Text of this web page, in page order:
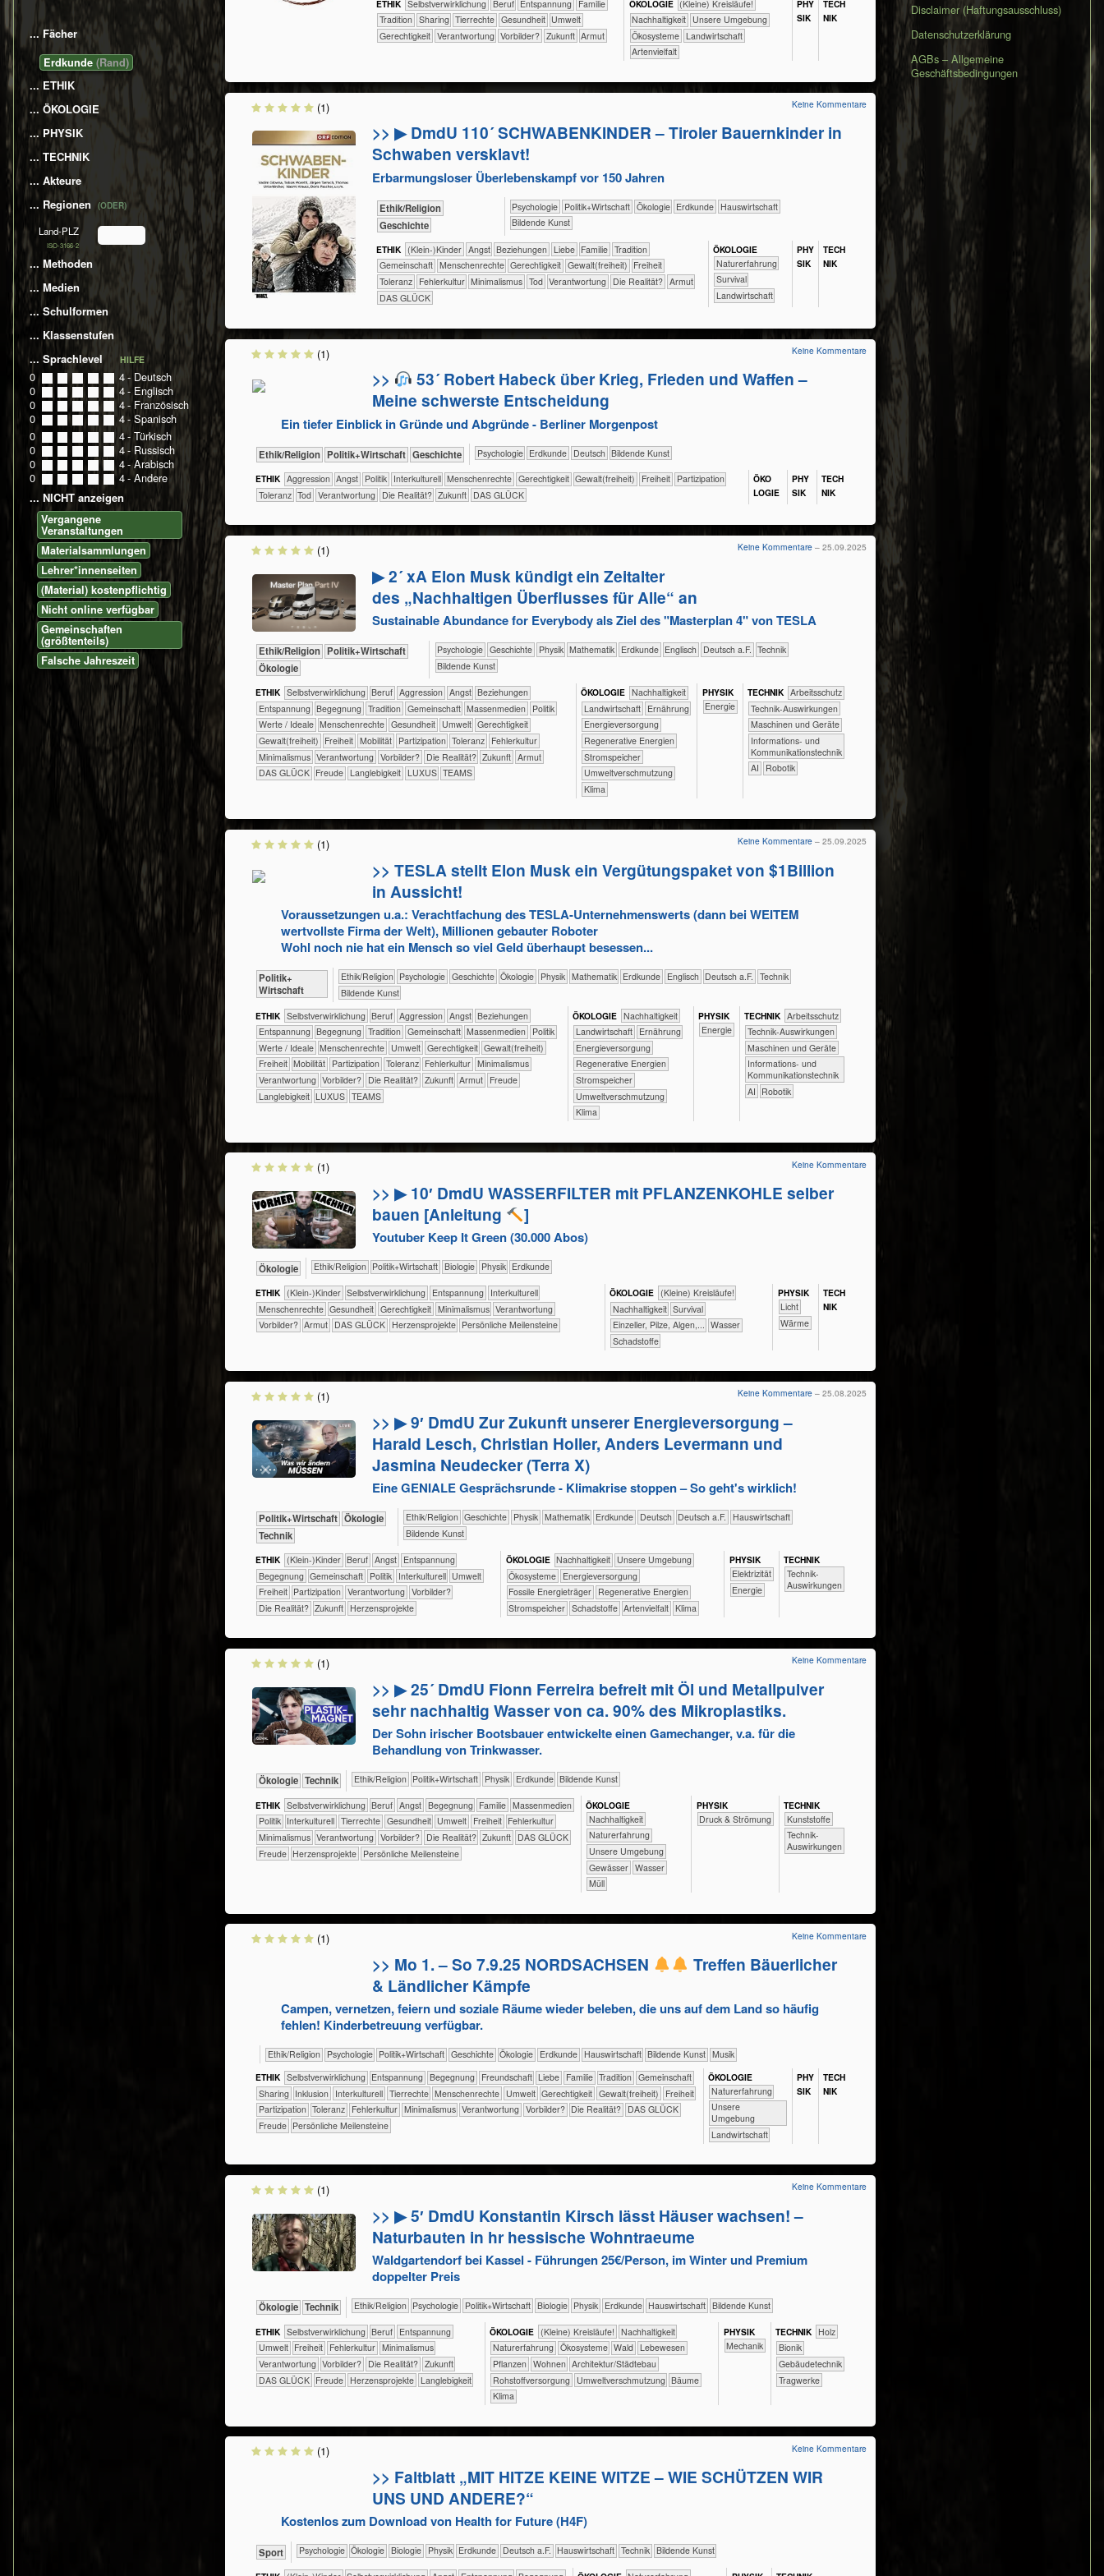
ETHIK ​​​​​​​​​​​​​​​​​​​​​​​​​​​​​​​​​​​​​​​​Selbst­verwirklichung ​​​​​​​​​​​​​​​Beruf ​​​​​​​​​​​​​Entspannung ​​​​​​​​​​​Familie
​​​​​​​​​​​Tradition ​​​​​​​​​​Sharing ​​​​​​​​Tierrechte ​​​​​​Gesundheit ​​​​​Umwelt
​​​​Gerechtigkeit ​​Verantwortung ​​Vorbilder? ​Zukunft Armut
ÖKO​LOGIE ​​​​​​​​​​​​​​(Kleine) Kreisläufe!
​​​​​​​​​​​​​​​Nachhaltigkeit ​​​​​​​​​​​​​Unsere Umgebung
​​​​​​​​​​​Ökosysteme ​​​​​Landwirtschaft
Artenvielfalt
PHY​
SIK
TECH​
NIK
>> ▶ DmdU 110´ SCHWABENKINDER – Tiroler Bauernkinder in
Schwaben versklavt!
Erbarmungsloser Überlebenskampf vor 150 Jahren
​​​​​​​​​​Ethik/​Religion
​​​​​​​​Geschichte
​​​​​​​​​​Psychologie ​​​​​​​​​Politik+​Wirtschaft ​​​​​​​​Ökologie ​​​​​Erdkunde ​Haus­wirtschaft
Bildende Kunst
ETHIK (Klein-)Kinder ​​​​​​​​​​​​​Angst ​​​​​​​​​​​​​Beziehungen ​​​​​​​​​​​​Liebe ​​​​​​​​​​​Familie ​​​​​​​​​​​Tradition
​​​​​​​​​​Gemeinschaft ​​​​​​​Menschenrechte ​​​​Gerechtigkeit ​​​​Gewalt(freiheit) ​​​Freiheit
​​​Toleranz ​​Fehlerkultur ​​Minimalismus ​​Tod ​​Verantwortung ​Die Realität? Armut
DAS GLÜCK
ÖKO​LOGIE
​​​​​​​​​​​​​Naturerfahrung
​​​​​​​​​​​​Survival
​​​​​Landwirtschaft
PHY​
SIK
TECH​
NIK
Keine Kommentare
(1)
>>
53´ Robert Habeck über Krieg, Frieden und Waffen –
Meine schwerste Entscheidung
Ein tiefer Einblick in Gründe und Abgründe - Berliner Morgenpost
​​​​​​​​​​Ethik/​Religion ​​​​​​​​​Politik+​Wirtschaft ​​​​​​​​Geschichte ​​​​​​​​​​Psychologie ​​​​​Erdkunde ​​​​Deutsch Bildende Kunst
ETHIK ​​​​​​​​​​​​​Aggression ​​​​​​​​​​​​​Angst ​​​​​​​​​Politik ​​​​​​​​Interkulturell ​​​​​​​Menschenrechte ​​​​Gerechtigkeit ​​​​Gewalt(freiheit) ​​​Freiheit
​​​Partizipation
​​​Toleranz ​​Tod ​​Verantwortung ​Die Realität? ​Zukunft DAS GLÜCK
ÖKO​
LOGIE
PHY​
SIK
TECH​
NIK
Keine Kommentare
(1)
▶ 2´ xA Elon Musk kündigt ein Zeitalter
des „Nachhaltigen Überflusses für Alle“ an
Sustainable Abundance for Everybody als Ziel des "Masterplan 4" von TESLA
​​​​​​​​​​Ethik/​Religion ​​​​​​​​​Politik+​Wirtschaft
​​​​​​​Ökologie
​​​​​​​​​​Psychologie ​​​​​​​​Geschichte ​​​​​​​Physik ​​​​​​Mathematik ​​​​​Erdkunde ​​​​Englisch ​​​Deutsch a.F.
​Technik
Bildende Kunst
ETHIK ​​​​​​​​​​​​​​​​​​​​​​​​​​​​​​​​​​​​​​​​Selbst­verwirklichung ​​​​​​​​​​​​​​​Beruf ​​​​​​​​​​​​​Aggression ​​​​​​​​​​​​​Angst ​​​​​​​​​​​​​Beziehungen
​​​​​​​​​​​​​Entspannung ​​​​​​​​​​​​Begegnung ​​​​​​​​​​​Tradition ​​​​​​​​​​Gemeinschaft ​​​​​​​​​Massenmedien ​​​​​​​​​Politik
​​​​​​​​Werte / Ideale ​​​​​​​Menschenrechte ​​​​​​Gesundheit ​​​​​Umwelt ​​​​Gerechtigkeit
​​​​Gewalt(freiheit) ​​​Freiheit ​​​Mobilität ​​​Partizipation ​​​Toleranz ​​Fehlerkultur
​​Minimalismus ​​Verantwortung ​​Vorbilder? ​Die Realität? ​Zukunft Armut
DAS GLÜCK Freude Langlebigkeit LUXUS TEAMS
ÖKO​LOGIE ​​​​​​​​​​​​​​​Nachhaltigkeit
​​​​​Landwirtschaft ​​​​Ernährung
​​​Energieversorgung
​​​Regenerative Energien
​​​Stromspeicher
​​Umweltverschmutzung
Klima
PHY​SIK
​​Energie
TECH​NIK ​​​​​​Arbeitsschutz
​​​​​​Technik-Auswirkungen
​​​​Maschinen und Geräte
​​​Informations- und
Kommunikationstechnik
​​AI
Robotik
Keine Kommentare – 25.09.2025
(1)
>> TESLA stellt Elon Musk ein Vergütungspaket von $1Billion
in Aussicht!
Voraussetzungen u.a.: Verachtfachung des TESLA-Unternehmenswerts (dann bei WEITEM
wertvollste Firma der Welt), Millionen gebauter Roboter
Wohl noch nie hat ein Mensch so viel Geld überhaupt besessen...
​​​​​​​​​Politik+​
Wirtschaft
​​​​​​​​​​Ethik/​Religion ​​​​​​​​​​Psychologie ​​​​​​​​Geschichte ​​​​​​​​Ökologie ​​​​​​​Physik ​​​​​​Mathematik ​​​​​Erdkunde ​​​​Englisch ​​​Deutsch a.F. ​Technik
Bildende Kunst
ETHIK ​​​​​​​​​​​​​​​​​​​​​​​​​​​​​​​​​​​​​​​​Selbst­verwirklichung ​​​​​​​​​​​​​​​Beruf ​​​​​​​​​​​​​Aggression ​​​​​​​​​​​​​Angst ​​​​​​​​​​​​​Beziehungen
​​​​​​​​​​​​​Entspannung ​​​​​​​​​​​​Begegnung ​​​​​​​​​​​Tradition ​​​​​​​​​​Gemeinschaft ​​​​​​​​​Massenmedien ​​​​​​​​​Politik
​​​​​​​​Werte / Ideale ​​​​​​​Menschenrechte ​​​​​Umwelt ​​​​Gerechtigkeit ​​​​Gewalt(freiheit)
​​​Freiheit ​​​Mobilität ​​​Partizipation ​​​Toleranz ​​Fehlerkultur ​​Minimalismus
​​Verantwortung ​​Vorbilder? ​Die Realität? ​Zukunft Armut Freude
Langlebigkeit LUXUS TEAMS
ÖKO​LOGIE ​​​​​​​​​​​​​​​Nachhaltigkeit
​​​​​Landwirtschaft ​​​​Ernährung
​​​Energieversorgung
​​​Regenerative Energien
​​​Stromspeicher
​​Umweltverschmutzung
Klima
PHY​SIK
​​Energie
TECH​NIK ​​​​​​Arbeitsschutz
​​​​​​Technik-Auswirkungen
​​​​Maschinen und Geräte
​​​Informations- und
Kommunikationstechnik
​​AI Robotik
Keine Kommentare – 25.09.2025
(1)
>> ▶ 10′ DmdU WASSERFILTER mit PFLANZENKOHLE selber
bauen [Anleitung
]
Youtuber Keep It Green (30.000 Abos)
​​​​​​​Ökologie ​​​​​​​​​​Ethik/​Religion ​​​​​​​​​Politik+​Wirtschaft ​​​​​​​Biologie ​​​​​​​Physik ​​​​​Erdkunde
ETHIK (Klein-)Kinder ​​​​​​​​​​​​​​​​​​​​​​​​​​​​​​​​​​​​​​​​Selbst­verwirklichung ​​​​​​​​​​​​​Entspannung ​​​​​​​​Interkulturell
​​​​​​​Menschenrechte ​​​​​​Gesundheit ​​​​Gerechtigkeit ​​Minimalismus ​​Verantwortung
​​Vorbilder? Armut DAS GLÜCK Herzensprojekte Persönliche Meilensteine
ÖKO​LOGIE ​​​​​​​​​​​​​​(Kleine) Kreisläufe!
​​​​​​​​​​​​​​​Nachhaltigkeit ​​​​​​​​​​​​Survival
​​​​​​​Einzeller, Pilze, Algen,... ​​​​​​Wasser
​Schadstoffe
PHY​SIK
​​​​​Licht
​​​​​Wärme
TECH​
NIK
Keine Kommentare
(1)
>> ▶ 9′ DmdU Zur Zukunft unserer Energieversorgung –
Harald Lesch, Christian Holler, Anders Levermann und
Jasmina Neudecker (Terra X)
Eine GENIALE Gesprächsrunde - Klimakrise stoppen – So geht's wirklich!
​​​​​​​​​Politik+​Wirtschaft ​​​​​​​Ökologie
​Technik
​​​​​​​​​​Ethik/​Religion ​​​​​​​​Geschichte ​​​​​​​Physik ​​​​​​Mathematik ​​​​​Erdkunde ​​​​Deutsch ​​​Deutsch a.F.
​Haus­wirtschaft
Bildende Kunst
ETHIK (Klein-)Kinder ​​​​​​​​​​​​​​​Beruf ​​​​​​​​​​​​​Angst ​​​​​​​​​​​​​Entspannung
​​​​​​​​​​​​Begegnung ​​​​​​​​​​Gemeinschaft ​​​​​​​​​Politik ​​​​​​​​Interkulturell ​​​​​Umwelt
​​​Freiheit ​​​Partizipation ​​Verantwortung ​​Vorbilder?
​Die Realität? ​Zukunft Herzensprojekte
ÖKO​LOGIE ​​​​​​​​​​​​​​​Nachhaltigkeit ​​​​​​​​​​​​​Unsere Umgebung
​​​​​​​​​​​Ökosysteme ​​​Energieversorgung
​​​Fossile Energieträger ​​​Regenerative Energien
​​​Stromspeicher ​Schadstoffe Artenvielfalt Klima
PHY​SIK
​​​Elektrizität
​​Energie
TECH​NIK
​​​​​​Technik-
Auswirkungen
Keine Kommentare – 25.08.2025
(1)
>> ▶ 25´ DmdU Fionn Ferreira befreit mit Öl und Metallpulver
sehr nachhaltig Wasser von ca. 90% des Mikroplastiks.
Der Sohn irischer Bootsbauer entwickelte einen Gamechanger, v.a. für die
Behandlung von Trinkwasser.
​​​​​​​Ökologie ​Technik ​​​​​​​​​​Ethik/​Religion ​​​​​​​​​Politik+​Wirtschaft ​​​​​​​Physik ​​​​​Erdkunde Bildende Kunst
ETHIK ​​​​​​​​​​​​​​​​​​​​​​​​​​​​​​​​​​​​​​​​Selbst­verwirklichung ​​​​​​​​​​​​​​​Beruf ​​​​​​​​​​​​​Angst ​​​​​​​​​​​​Begegnung ​​​​​​​​​​​Familie ​​​​​​​​​Massenmedien
​​​​​​​​​Politik ​​​​​​​​Interkulturell ​​​​​​​​Tierrechte ​​​​​​Gesundheit ​​​​​Umwelt ​​​Freiheit ​​Fehlerkultur
​​Minimalismus ​​Verantwortung ​​Vorbilder? ​Die Realität? ​Zukunft DAS GLÜCK
Freude Herzensprojekte Persönliche Meilensteine
ÖKO​LOGIE
​​​​​​​​​​​​​​​Nachhaltigkeit
​​​​​​​​​​​​​Naturerfahrung
​​​​​​​​​​​​​Unsere Umgebung
​​​​​​​​​​Gewässer ​​​​​​Wasser
​Müll
PHY​SIK
Druck & Strömung
TECH​NIK
​​​​​​​​Kunststoffe
​​​​​​Technik-
Auswirkungen
Keine Kommentare
(1)
>> Mo 1. – So 7.9.25 NORDSACHSEN
Treffen Bäuerlicher
& Ländlicher Kämpfe
Campen, vernetzen, feiern und soziale Räume wieder beleben, die uns auf dem Land so häufig
fehlen! Kinderbetreuung verfügbar.
​​​​​​​​​​Ethik/​Religion ​​​​​​​​​​Psychologie ​​​​​​​​​Politik+​Wirtschaft ​​​​​​​​Geschichte ​​​​​​​​Ökologie ​​​​​Erdkunde ​Haus­wirtschaft Bildende Kunst Musik
ETHIK ​​​​​​​​​​​​​​​​​​​​​​​​​​​​​​​​​​​​​​​​Selbst­verwirklichung ​​​​​​​​​​​​​Entspannung ​​​​​​​​​​​​Begegnung ​​​​​​​​​​​​Freundschaft ​​​​​​​​​​​​Liebe ​​​​​​​​​​​Familie ​​​​​​​​​​​Tradition ​​​​​​​​​​Gemeinschaft
​​​​​​​​​​Sharing ​​​​​​​​Inklusion ​​​​​​​​Interkulturell ​​​​​​​​Tierrechte ​​​​​​​Menschenrechte ​​​​​Umwelt ​​​​Gerechtigkeit ​​​​Gewalt(freiheit)
​​​Freiheit
​​​Partizipation ​​​Toleranz ​​Fehlerkultur ​​Minimalismus ​​Verantwortung ​​Vorbilder? ​Die Realität? DAS GLÜCK
Freude Persönliche Meilensteine
ÖKO​LOGIE
​​​​​​​​​​​​​Naturerfahrung
​​​​​​​​​​​​​Unsere
Umgebung
​​​​​Landwirtschaft
PHY​
SIK
TECH​
NIK
Keine Kommentare
(1)
>> ▶ 5′ DmdU Konstantin Kirsch lässt Häuser wachsen! –
Naturbauten in hr hessische Wohntraeume
Waldgartendorf bei Kassel - Führungen 25€/Person, im Winter und Premium
doppelter Preis
​​​​​​​Ökologie ​Technik ​​​​​​​​​​Ethik/​Religion ​​​​​​​​​​Psychologie ​​​​​​​​​Politik+​Wirtschaft ​​​​​​​Biologie ​​​​​​​Physik ​​​​​Erdkunde ​Haus­wirtschaft Bildende Kunst
ETHIK ​​​​​​​​​​​​​​​​​​​​​​​​​​​​​​​​​​​​​​​​Selbst­verwirklichung ​​​​​​​​​​​​​​​Beruf ​​​​​​​​​​​​​Entspannung
​​​​​Umwelt ​​​Freiheit ​​Fehlerkultur ​​Minimalismus
​​Verantwortung ​​Vorbilder? ​Die Realität? ​Zukunft
DAS GLÜCK Freude Herzensprojekte Langlebigkeit
ÖKO​LOGIE ​​​​​​​​​​​​​​(Kleine) Kreisläufe! ​​​​​​​​​​​​​​​Nachhaltigkeit
​​​​​​​​​​​​​Naturerfahrung ​​​​​​​​​​​Ökosysteme ​​​​​​​​​​Wald ​​​​​​​​​Lebewesen
​​​​​​​​​Pflanzen ​​​​Wohnen ​​​Architektur/­Städtebau
​​Rohstoffversorgung ​​Umweltverschmutzung Bäume
Klima
PHY​SIK
​​​Mechanik
TECH​NIK ​​​​​​​​Holz
​​​​​​Bionik
​​​​​Gebäudetechnik
​​​​​Tragwerke
Keine Kommentare
(1)
>> Faltblatt „MIT HITZE KEINE WITZE – WIE SCHÜTZEN WIR
UNS UND ANDERE?“
Kostenlos zum Download von Health for Future (H4F)
Sport ​​​​​​​​​​Psychologie ​​​​​​​​Ökologie ​​​​​​​Biologie ​​​​​​​Physik ​​​​​Erdkunde ​​​Deutsch a.F. ​Haus­wirtschaft ​Technik Bildende Kunst
Keine Kommentare
(1)
... Fächer
​​​​​Erdkunde
... ETHIK
... ÖKOLOGIE
... PHYSIK
... TECHNIK
... Akteure
... Regionen (ODER)
Land-PLZ
ISO-3166-2
... Methoden
... Medien
... Schulformen
... Klassenstufen
... Sprachlevel
HILFE
0 0 1 2 3 4- Deutsch
0
0 1 2 3 4- Englisch
0
0 1 2 3 4- Französisch
0
0 1 2 3 4- Spanisch
0
0 1 2 3 4- Türkisch
0
0 1 2 3 4- Russisch
0
0 1 2 3 4- Arabisch
0
0 1 2 3 4- Andere
... NICHT anzeigen
Vergangene
Veranstaltungen
Materialsammlungen
Lehrer*innenseiten
(Material) kostenpflichtig
Nicht online verfügbar
Gemeinschaften
(größtenteils)
Falsche Jahreszeit
Disclaimer (Haftungsausschluss)
Datenschutzerklärung
AGBs – Allgemeine
Geschäftsbedingungen